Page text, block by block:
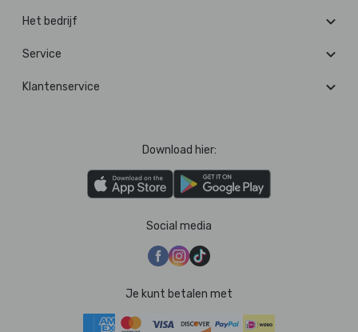
Het bedrijf
Service
Klantenservice
Download hier:
Social media
Je kunt betalen met